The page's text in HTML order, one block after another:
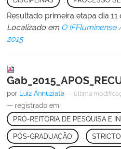
Resultado primeira etapa dia
Localizado em O IFFluminense
2015
por Luiz Annuziata — última
— registrado em:
PRÓ-REITORIA DE PESQUISA E
PÓS-GRADUAÇÃO